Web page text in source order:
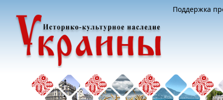
Поддержка